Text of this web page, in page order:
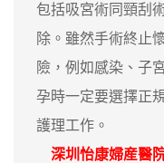
包括吸宮術同頸刮
除。雖然手術終止
險，例如感染、子
孕時一定要選擇正
護理工作。
深圳怡康婦産醫